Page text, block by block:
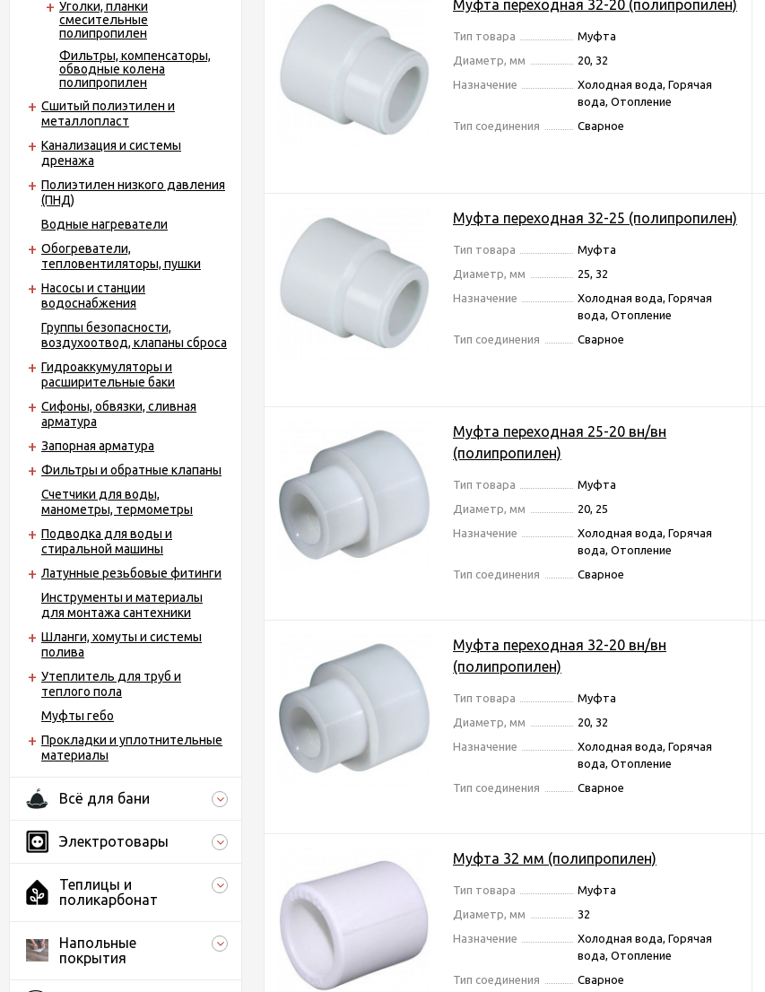
Уголки, планки
смесительные
полипропилен
Фильтры, компенсаторы,
обводные колена
полипропилен
Сшитый полиэтилен и
металлопласт
Канализация и системы
дренажа
Полиэтилен низкого давления
(ПНД)
Водные нагреватели
Обогреватели,
тепловентиляторы, пушки
Насосы и станции
водоснабжения
Группы безопасности,
воздухоотвод, клапаны сброса
Гидроаккумуляторы и
расширительные баки
Сифоны, обвязки, сливная
арматура
Запорная арматура
Фильтры и обратные клапаны
Счетчики для воды,
манометры, термометры
Подводка для воды и
стиральной машины
Латунные резьбовые фитинги
Инструменты и материалы
для монтажа сантехники
Шланги, хомуты и системы
полива
Утеплитель для труб и
теплого пола
Муфты гебо
Прокладки и уплотнительные
материалы
Всё для бани
Электротовары
Теплицы и
поликарбонат
Напольные
покрытия
Муфта переходная 32-20 (полипропилен)
Тип товара
Муфта
Диаметр, мм
20, 32
Назначение
Холодная вода, Горячая
вода, Отопление
Тип соединения
Сварное
Муфта переходная 32-25 (полипропилен)
Тип товара
Муфта
Диаметр, мм
25, 32
Назначение
Холодная вода, Горячая
вода, Отопление
Тип соединения
Сварное
Муфта переходная 25-20 вн/вн
(полипропилен)
Тип товара
Муфта
Диаметр, мм
20, 25
Назначение
Холодная вода, Горячая
вода, Отопление
Тип соединения
Сварное
Муфта переходная 32-20 вн/вн
(полипропилен)
Тип товара
Муфта
Диаметр, мм
20, 32
Назначение
Холодная вода, Горячая
вода, Отопление
Тип соединения
Сварное
Муфта 32 мм (полипропилен)
Тип товара
Муфта
Диаметр, мм
32
Назначение
Холодная вода, Горячая
вода, Отопление
Тип соединения
Сварное